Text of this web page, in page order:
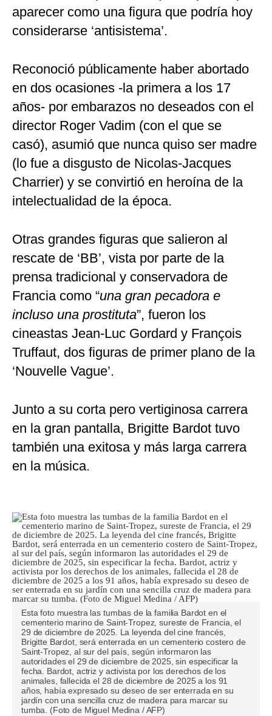
aparecer como una figura que podría hoy
considerarse ‘antisistema’.
Reconoció públicamente haber abortado
en dos ocasiones -la primera a los 17
años- por embarazos no deseados con el
director Roger Vadim (con el que se
casó), asumió que nunca quiso ser madre
(lo fue a disgusto de Nicolas-Jacques
Charrier) y se convirtió en heroína de la
intelectualidad de la época.
Otras grandes figuras que salieron al
rescate de ‘BB’, vista por parte de la
prensa tradicional y conservadora de
Francia como “una gran pecadora e
incluso una prostituta”, fueron los
cineastas Jean-Luc Gordard y François
Truffaut, dos figuras de primer plano de la
‘Nouvelle Vague’.
Junto a su corta pero vertiginosa carrera
en la gran pantalla, Brigitte Bardot tuvo
también una exitosa y más larga carrera
en la música.
Esta foto muestra las tumbas de la familia Bardot en el
cementerio marino de Saint-Tropez, sureste de Francia, el
29 de diciembre de 2025. La leyenda del cine francés,
Brigitte Bardot, será enterrada en un cementerio costero de
Saint-Tropez, al sur del país, según informaron las
autoridades el 29 de diciembre de 2025, sin especificar la
fecha. Bardot, actriz y activista por los derechos de los
animales, fallecida el 28 de diciembre de 2025 a los 91
años, había expresado su deseo de ser enterrada en su
jardín con una sencilla cruz de madera para marcar su
tumba. (Foto de Miguel Medina / AFP)